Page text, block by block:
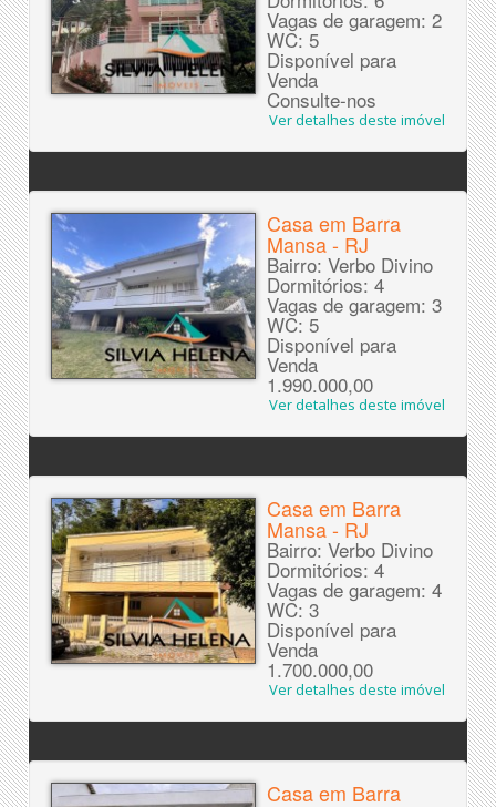
Vagas de garagem: 2
WC: 5
Disponível para
Venda
Consulte-nos
Ver detalhes deste imóvel
Casa em Barra
Mansa - RJ
Bairro: Verbo Divino
Dormitórios: 4
Vagas de garagem: 3
WC: 5
Disponível para
Venda
1.990.000,00
Ver detalhes deste imóvel
Casa em Barra
Mansa - RJ
Bairro: Verbo Divino
Dormitórios: 4
Vagas de garagem: 4
WC: 3
Disponível para
Venda
1.700.000,00
Ver detalhes deste imóvel
Casa em Barra